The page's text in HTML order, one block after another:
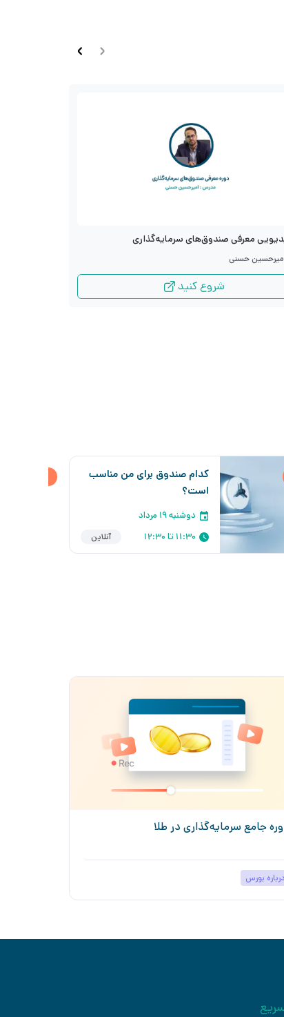
معرفی صندوق‌های سرمایه‌گذاری
حسنی
شروع کنید
کدام صندوق برای من مناسب
است؟
دوشنبه ۱۹ مرداد
11:30 تا 12:30
آنلاین
جامع سرمایه‌گذاری در طلا
درباره بورس